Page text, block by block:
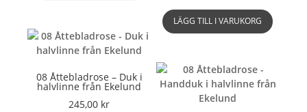
LÄGG TILL I VARUKORG
08 Åttebladrose – Duk i
halvlinne från Ekelund
245,00 kr